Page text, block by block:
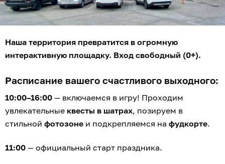
Наша территория превратится в огромную
интерактивную площадку. Вход свободный (0+).
Расписание вашего счастливого выходного:
10:00–16:00 — включаемся в игру! Проходим
увлекательные квесты в шатрах, позируем в
стильной фотозоне и подкрепляемся на фудкорте.
11:00 — официальный старт праздника.